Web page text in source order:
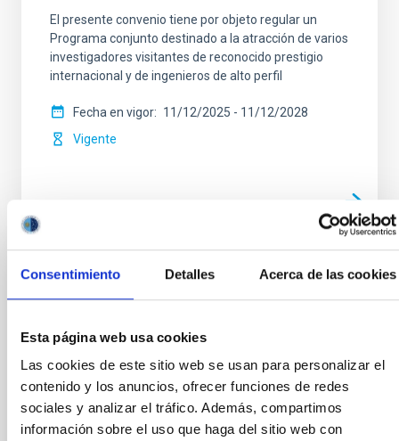
Consentimiento Detalles Acerca de las cookies
Esta página web usa cookies
Las cookies de este sitio web se usan para personalizar el
contenido y los anuncios, ofrecer funciones de redes
sociales y analizar el tráfico. Además, compartimos
información sobre el uso que haga del sitio web con
El presente convenio tiene por objeto regular un
Programa conjunto destinado a la atracción de varios
investigadores visitantes de reconocido prestigio
internacional y de ingenieros de alto perfil
Fecha en vigor 11/12/2025 - 11/12/2028
Vigente
Convenio entre el Instituto de Astrofísica
de Canarias y Light Bridges, SL, para el
desarrollo de un programa de becas
científicas y tecnológicas
El convenio tiene por objeto establecer los términos
desarrollo conjunto de un programa de becas de
formación investigadora y técnica (“Light